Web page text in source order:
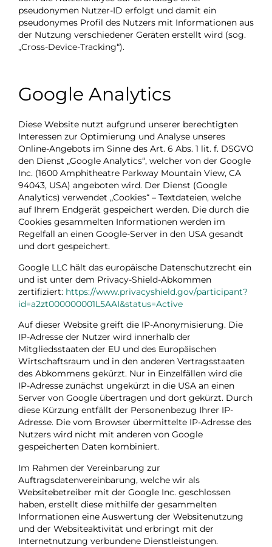
pseudonymen Nutzer-ID erfolgt und damit ein
pseudonymes Profil des Nutzers mit Informationen aus
der Nutzung verschiedener Geräten erstellt wird (sog.
„Cross-Device-Tracking“).
Google Analytics
Diese Website nutzt aufgrund unserer berechtigten
Interessen zur Optimierung und Analyse unseres
Online-Angebots im Sinne des Art. 6 Abs. 1 lit. f. DSGVO
den Dienst „Google Analytics“, welcher von der Google
Inc. (1600 Amphitheatre Parkway Mountain View, CA
94043, USA) angeboten wird. Der Dienst (Google
Analytics) verwendet „Cookies“ – Textdateien, welche
auf Ihrem Endgerät gespeichert werden. Die durch die
Cookies gesammelten Informationen werden im
Regelfall an einen Google-Server in den USA gesandt
und dort gespeichert.
Google LLC hält das europäische Datenschutzrecht ein
und ist unter dem Privacy-Shield-Abkommen
zertifiziert: https://www.privacyshield.gov/participant?
id=a2zt000000001L5AAI&status=Active
Auf dieser Website greift die IP-Anonymisierung. Die
IP-Adresse der Nutzer wird innerhalb der
Mitgliedsstaaten der EU und des Europäischen
Wirtschaftsraum und in den anderen Vertragsstaaten
des Abkommens gekürzt. Nur in Einzelfällen wird die
IP-Adresse zunächst ungekürzt in die USA an einen
Server von Google übertragen und dort gekürzt. Durch
diese Kürzung entfällt der Personenbezug Ihrer IP-
Adresse. Die vom Browser übermittelte IP-Adresse des
Nutzers wird nicht mit anderen von Google
gespeicherten Daten kombiniert.
Im Rahmen der Vereinbarung zur
Auftragsdatenvereinbarung, welche wir als
Websitebetreiber mit der Google Inc. geschlossen
haben, erstellt diese mithilfe der gesammelten
Informationen eine Auswertung der Websitenutzung
und der Websiteaktivität und erbringt mit der
Internetnutzung verbundene Dienstleistungen.